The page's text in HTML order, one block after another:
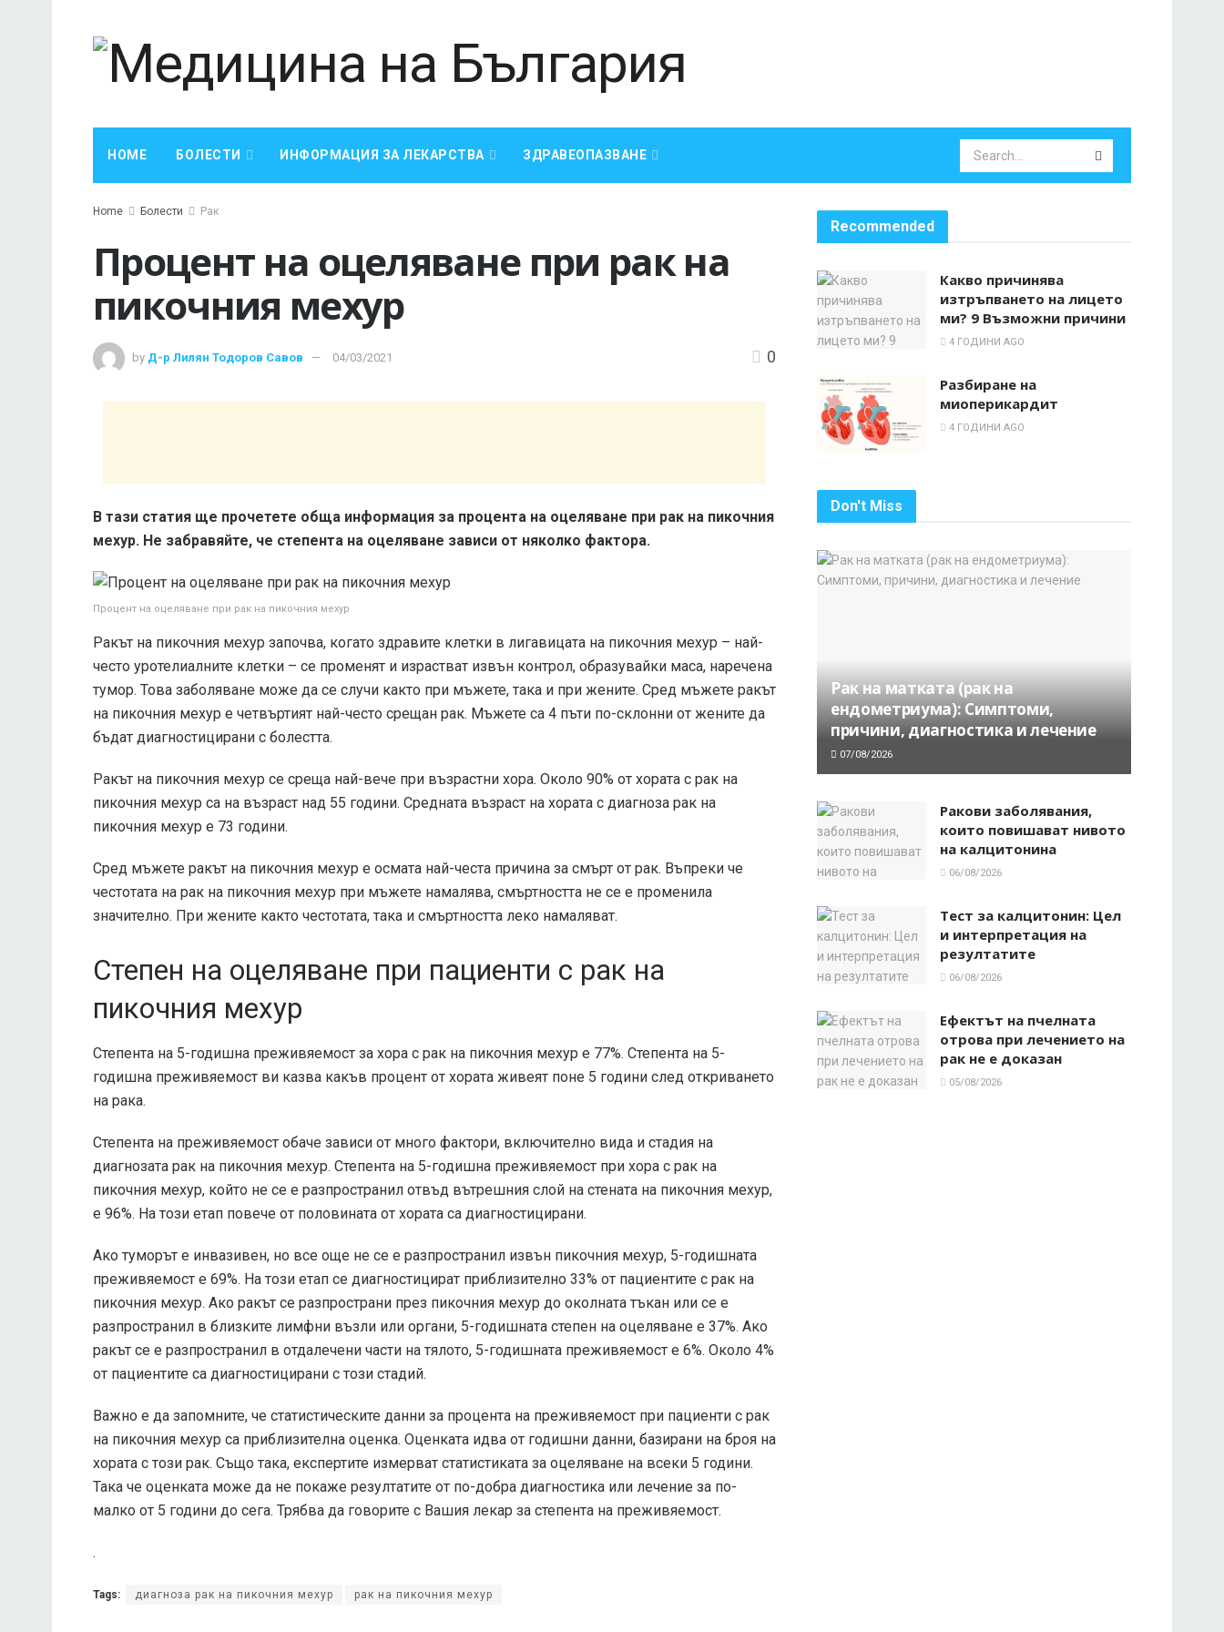
HOME БОЛЕСТИ ИНФОРМАЦИЯ ЗА ЛЕКАРСТВА ЗДРАВЕОПАЗВАНЕ
Home Болести Рак
Процент на оцеляване при рак на
пикочния мехур
by Д-р Лилян Тодоров Савов 04/03/2021 0
В тази статия ще прочетете обща информация за процента на оцеляване при рак на пикочния
мехур. Не забравяйте, че степента на оцеляване зависи от няколко фактора.
Процент на оцеляване при рак на пикочния мехур
Ракът на пикочния мехур започва, когато здравите клетки в лигавицата на пикочния мехур – най-
често уротелиалните клетки – се променят и израстват извън контрол, образувайки маса, наречена
тумор. Това заболяване може да се случи както при мъжете, така и при жените. Сред мъжете ракът
на пикочния мехур е четвъртият най-често срещан рак. Мъжете са 4 пъти по-склонни от жените да
бъдат диагностицирани с болестта.
Ракът на пикочния мехур се среща най-вече при възрастни хора. Около 90% от хората с рак на
пикочния мехур са на възраст над 55 години. Средната възраст на хората с диагноза рак на
пикочния мехур е 73 години.
Сред мъжете ракът на пикочния мехур е осмата най-честа причина за смърт от рак. Въпреки че
честотата на рак на пикочния мехур при мъжете намалява, смъртността не се е променила
значително. При жените както честотата, така и смъртността леко намаляват.
Степен на оцеляване при пациенти с рак на
пикочния мехур
Степента на 5-годишна преживяемост за хора с рак на пикочния мехур е 77%. Степента на 5-
годишна преживяемост ви казва какъв процент от хората живеят поне 5 години след откриването
на рака.
Степента на преживяемост обаче зависи от много фактори, включително вида и стадия на
диагнозата рак на пикочния мехур. Степента на 5-годишна преживяемост при хора с рак на
пикочния мехур, който не се е разпространил отвъд вътрешния слой на стената на пикочния мехур,
е 96%. На този етап повече от половината от хората са диагностицирани.
Ако туморът е инвазивен, но все още не се е разпространил извън пикочния мехур, 5-годишната
преживяемост е 69%. На този етап се диагностицират приблизително 33% от пациентите с рак на
пикочния мехур. Ако ракът се разпространи през пикочния мехур до околната тъкан или се е
разпространил в близките лимфни възли или органи, 5-годишната степен на оцеляване е 37%. Ако
ракът се е разпространил в отдалечени части на тялото, 5-годишната преживяемост е 6%. Около 4%
от пациентите са диагностицирани с този стадий.
Важно е да запомните, че статистическите данни за процента на преживяемост при пациенти с рак
на пикочния мехур са приблизителна оценка. Оценката идва от годишни данни, базирани на броя на
хората с този рак. Също така, експертите измерват статистиката за оцеляване на всеки 5 години.
Така че оценката може да не покаже резултатите от по-добра диагностика или лечение за по-
малко от 5 години до сега. Трябва да говорите с Вашия лекар за степента на преживяемост.
.
Tags: диагноза рак на пикочния мехур рак на пикочния мехур
Recommended
Какво причинява
изтръпването на лицето
ми? 9 Възможни причини
4 ГОДИНИ AGO
Разбиране на
миоперикардит
4 ГОДИНИ AGO
Don't Miss
Рак на матката (рак на
ендометриума): Симптоми,
причини, диагностика и лечение
07/08/2026
Ракови заболявания,
които повишават нивото
на калцитонина
06/08/2026
Тест за калцитонин: Цел
и интерпретация на
резултатите
06/08/2026
Ефектът на пчелната
отрова при лечението на
рак не е доказан
05/08/2026